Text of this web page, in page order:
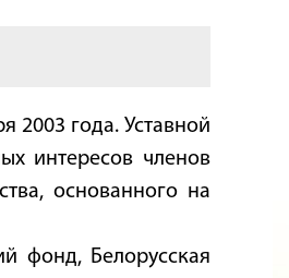
года. Уставной
интересов членов
основанного на
фонд, Белорусская